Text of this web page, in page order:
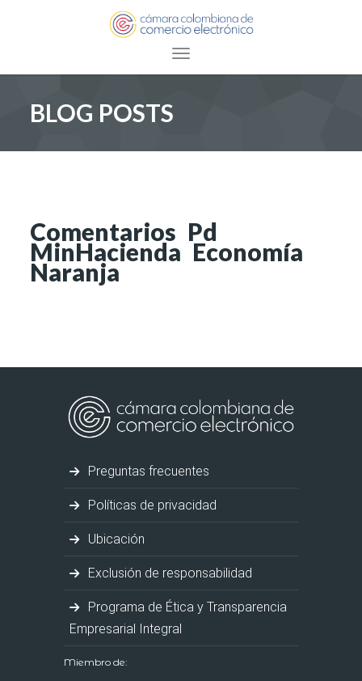
Toggle navigation
BLOG POSTS
Comentarios Pd
MinHacienda Economía
Naranja
Preguntas frecuentes
Políticas de privacidad
Ubicación
Exclusión de responsabilidad
Programa de Ética y Transparencia
Empresarial Integral
Miembro de: